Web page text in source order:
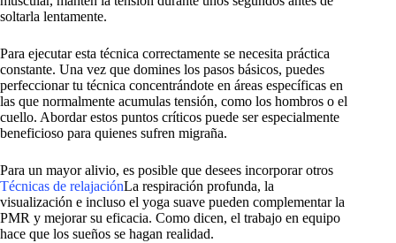
soltarla lentamente.
Para ejecutar esta técnica correctamente se necesita práctica
constante. Una vez que domines los pasos básicos, puedes
perfeccionar tu técnica concentrándote en áreas específicas en
las que normalmente acumulas tensión, como los hombros o el
cuello. Abordar estos puntos críticos puede ser especialmente
beneficioso para quienes sufren migraña.
Para un mayor alivio, es posible que desees incorporar otros
Técnicas de relajaciónLa respiración profunda, la
visualización e incluso el yoga suave pueden complementar la
PMR y mejorar su eficacia. Como dicen, el trabajo en equipo
hace que los sueños se hagan realidad.